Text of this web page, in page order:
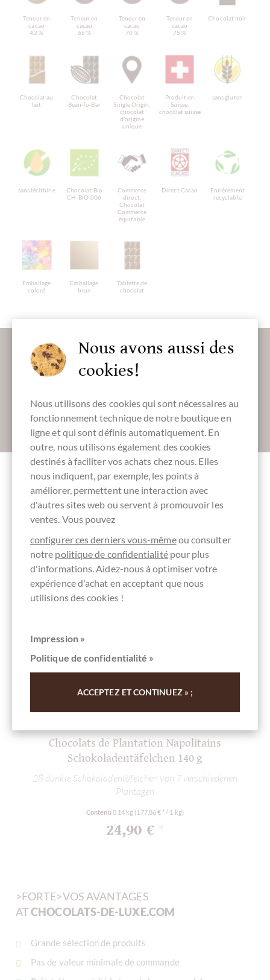
Teneur en
cacao
42 %
Teneur en
cacao
66 %
Teneur en
cacao
70 %
Teneur en
cacao
75 %
Chocolat noir
Chocolat au
lait
Chocolat
Bean-To-Bar
Chocolat
Single Origin,
chocolat
d'origine
unique
Produit en
Suisse,
chocolat suisse
sans gluten
sans lécithine
Chocolat Bio
CH-BIO-006
Commerce
direct,
Chocolat
Commerce
équitable
Direct Cacao
Entièrement
recyclable
Emballage
coloré
Emballage
brun
Tablette de
chocolat
Plus d'informations sur le bon chocolat?
Inscrivez-vous ici pour notre SchokoNEWS:
Absenden
Accessoire
Chocolats de Plantation Napolitains
Schokoladentäfelchen 140 g
28 dunkle Schokoladentäfelchen von 7 verschiedenen
Plantagen
Contenu0.14 kg (177,86 € * / 1 kg)
24,90 €
>FORTE>VOS AVANTAGES
ATCHOCOLATS-DE-LUXE.COM
Grande sélection de produits
Pas de valeur minimale de commande
Nous avons aussi des
cookies!
Nous utilisons des cookies qui sont nécessaires au
fonctionnement technique de notre boutique en
ligne et qui sont définis automatiquement. En
outre, nous utilisons également des cookies
destinés à faciliter vos achats chez nous. Elles
nous indiquent, par exemple, les points à
améliorer, permettent une interaction avec
d'autres sites web ou servent à promouvoir les
ventes. Vous pouvez
configurer ces derniers vous-mêmeou consulter
notre politique de confidentialitépour plus
d'informations. Aidez-nous à optimiser votre
expérience d'achat en acceptant que nous
utilisions des cookies !
Impression »
Politique de confidentialité »
ACCEPTEZ ET CONTINUEZ » ;